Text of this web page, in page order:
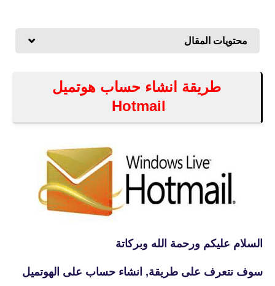
محتويات المقال
طريقة انشاء حساب هوتميل
Hotmail
السلام عليكم ورحمة الله وبركاتة
سوف نتعرف على طريقة, انشاء حساب على الهوتميل